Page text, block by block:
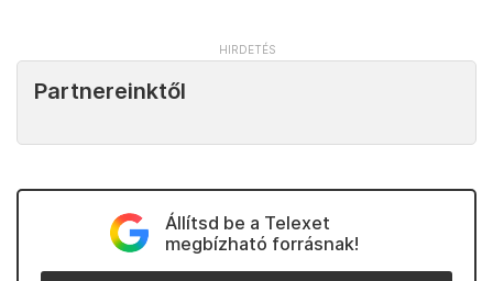
Partnereinktől
Állítsd be a Telexet
megbízható forrásnak!